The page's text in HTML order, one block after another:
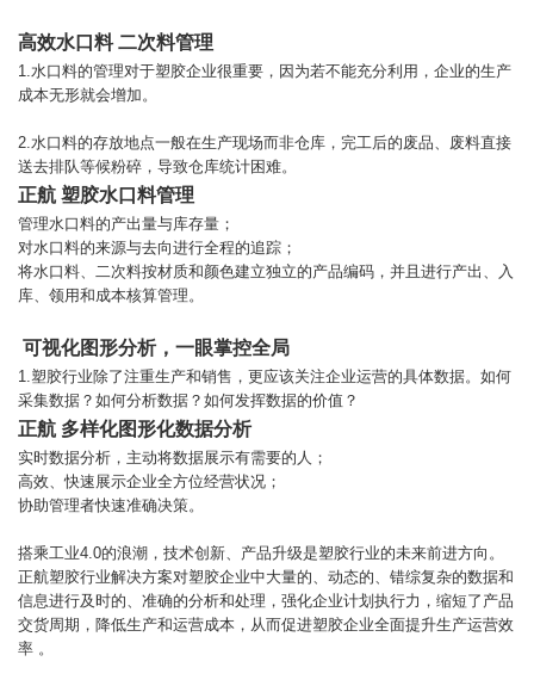
高效水口料 二次料管理
1.水口料的管理对于塑胶企业很重要，因为若不能充分利用，企业的生产
成本无形就会增加。
2.水口料的存放地点一般在生产现场而非仓库，完工后的废品、废料直接
送去排队等候粉碎，导致仓库统计困难。
正航 塑胶水口料管理
管理水口料的产出量与库存量；
对水口料的来源与去向进行全程的追踪；
将水口料、二次料按材质和颜色建立独立的产品编码，并且进行产出、入
库、领用和成本核算管理。
可视化图形分析，一眼掌控全局
1.塑胶行业除了注重生产和销售，更应该关注企业运营的具体数据。如何
采集数据？如何分析数据？如何发挥数据的价值？
正航 多样化图形化数据分析
实时数据分析，主动将数据展示有需要的人；
高效、快速展示企业全方位经营状况；
协助管理者快速准确决策。
搭乘工业4.0的浪潮，技术创新、产品升级是塑胶行业的未来前进方向。
正航塑胶行业解决方案对塑胶企业中大量的、动态的、错综复杂的数据和
信息进行及时的、准确的分析和处理，强化企业计划执行力，缩短了产品
交货周期，降低生产和运营成本，从而促进塑胶企业全面提升生产运营效
率 。